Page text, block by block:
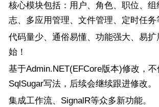
核心模块包括：用户、角色、职位、
志、多应用管理、文件管理、定时任务
代码量少、通俗易懂、功能强大、易
始！
基于Admin.NET(EFCore版本)修改，
SqlSugar写法，后续会继续跟进修改。
集成工作流、SignalR等众多新功能。